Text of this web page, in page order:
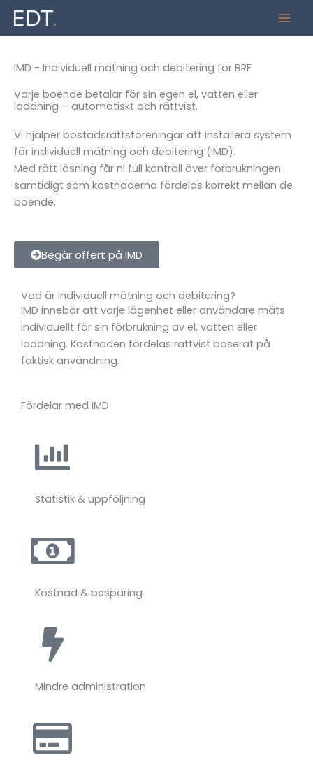
Hoppa
EDT – din elektriker på västkusten
IMD - Individuell mätning och debitering för BRF
Varje boende betalar för sin egen el, vatten eller
laddning – automatiskt och rättvist.
Vi hjälper bostadsrättsföreningar att installera system
för individuell mätning och debitering (IMD).
Med rätt lösning får ni full kontroll över förbrukningen
samtidigt som kostnaderna fördelas korrekt mellan de
boende.
Begär offert på IMD
Vad är Individuell mätning och debitering?
IMD innebär att varje lägenhet eller användare mäts
individuellt för sin förbrukning av el, vatten eller
laddning. Kostnaden fördelas rättvist baserat på
faktisk användning.
Fördelar med IMD
Statistik & uppföljning
Kostnad & besparing
Mindre administration